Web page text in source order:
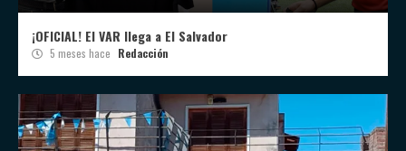
¡OFICIAL! El VAR llega a El Salvador
5 meses hace Redacción